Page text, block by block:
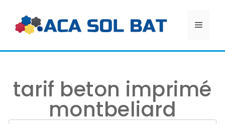
contenu
tarif beton imprimé
montbeliard